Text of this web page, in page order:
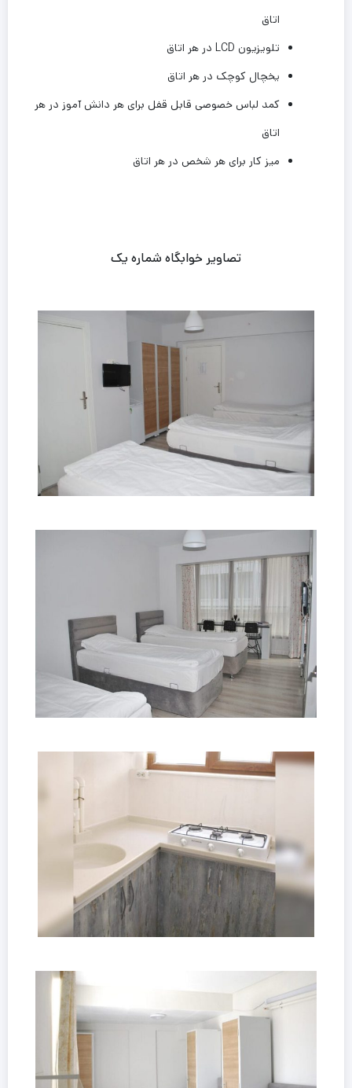
اتاق
تلویزیون LCD در هر اتاق
یخچال کوچک در هر اتاق
کمد لباس خصوصی قابل قفل برای هر دانش آموز در هر
اتاق
میز کار برای هر شخص در هر اتاق
تصاویر خوابگاه شماره یک